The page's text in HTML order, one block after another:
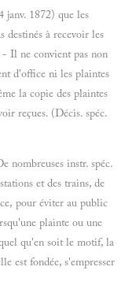
janv. 1872) que les
destinés à recevoir les
- Il ne convient pas non
d'office ni les plaintes
la copie des plaintes
reçues. (Décis. spéc.
nombreuses instr. spéc.
et des trains, de
pour éviter au public
plainte ou une
qu'en soit le motif, la
est fondée, s'empresser